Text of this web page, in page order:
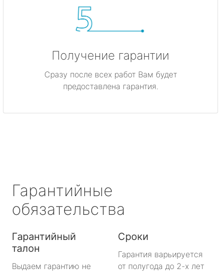
Получение гарантии
Сразу после всех работ Вам будет
предоставлена гарантия.
Гарантийные
обязательства
Гарантийный
талон
Выдаем гарантию не
Сроки
Гарантия варьируется
от полугода до 2-х лет